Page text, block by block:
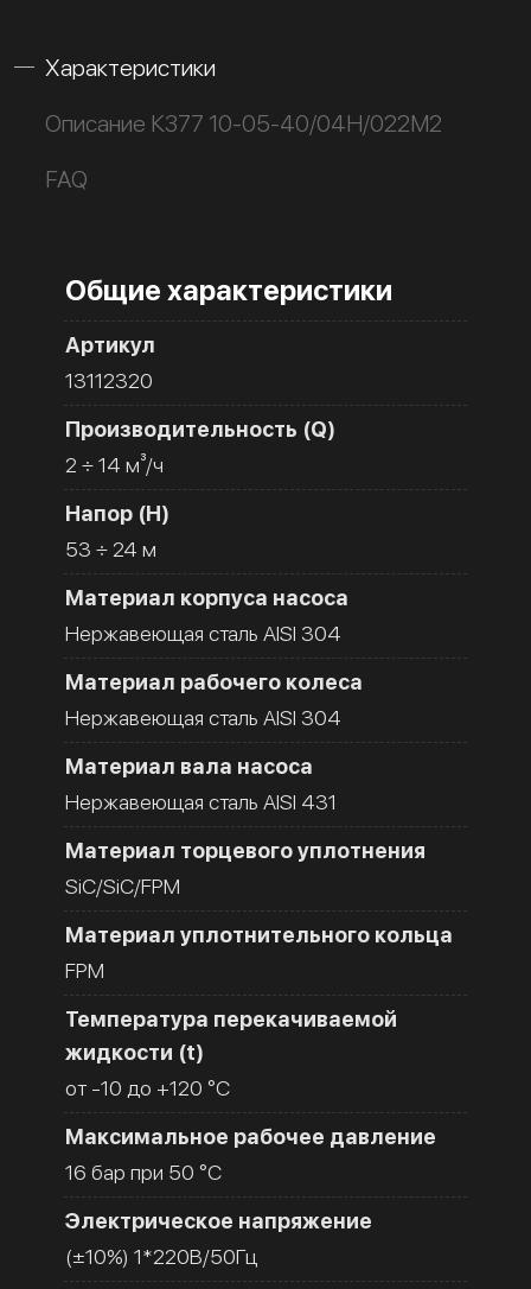
Характеристики
Описание К377 10-05-40/04Н/022М2
FAQ
Общие характеристики
Артикул
13112320
Производительность (Q)
2 ÷ 14 м³/ч
Напор (H)
53 ÷ 24 м
Материал корпуса насоса
Нержавеющая сталь AISI 304
Материал рабочего колеса
Нержавеющая сталь AISI 304
Материал вала насоса
Нержавеющая сталь AISI 431
Материал торцевого уплотнения
SiC/SiC/FPM
Материал уплотнительного кольца
FPM
Температура перекачиваемой
жидкости (t)
от -10 до +120 °C
Максимальное рабочее давление
16 бар при 50 °C
Электрическое напряжение
(±10%) 1*220В/50Гц